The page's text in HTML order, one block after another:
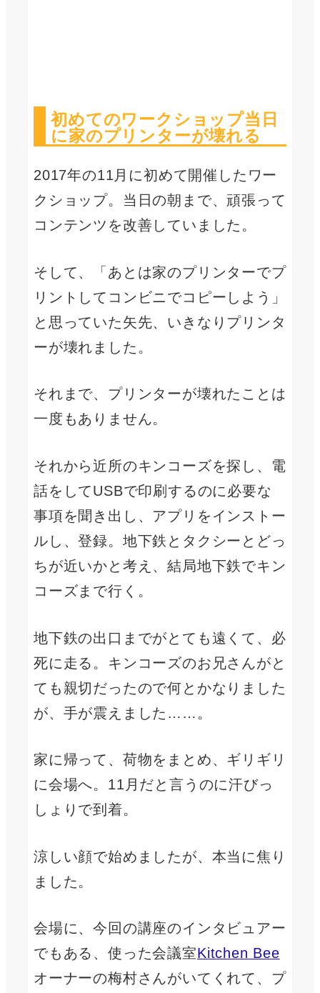
初めてのワークショップ当日
に家のプリンターが壊れる
2017年の11月に初めて開催したワー
クショップ。当日の朝まで、頑張って
コンテンツを改善していました。
そして、「あとは家のプリンターでプ
リントしてコンビニでコピーしよう」
と思っていた矢先、いきなりプリンタ
ーが壊れました。
それまで、プリンターが壊れたことは
一度もありません。
それから近所のキンコーズを探し、電
話をしてUSBで印刷するのに必要な
事項を聞き出し、アプリをインストー
ルし、登録。地下鉄とタクシーとどっ
ちが近いかと考え、結局地下鉄でキン
コーズまで行く。
地下鉄の出口までがとても遠くて、必
死に走る。キンコーズのお兄さんがと
ても親切だったので何とかなりました
が、手が震えました……。
家に帰って、荷物をまとめ、ギリギリ
に会場へ。11月だと言うのに汗びっ
しょりで到着。
涼しい顔で始めましたが、本当に焦り
ました。
会場に、今回の講座のインタビュアー
でもある、使った会議室Kitchen Bee
オーナーの梅村さんがいてくれて、プ